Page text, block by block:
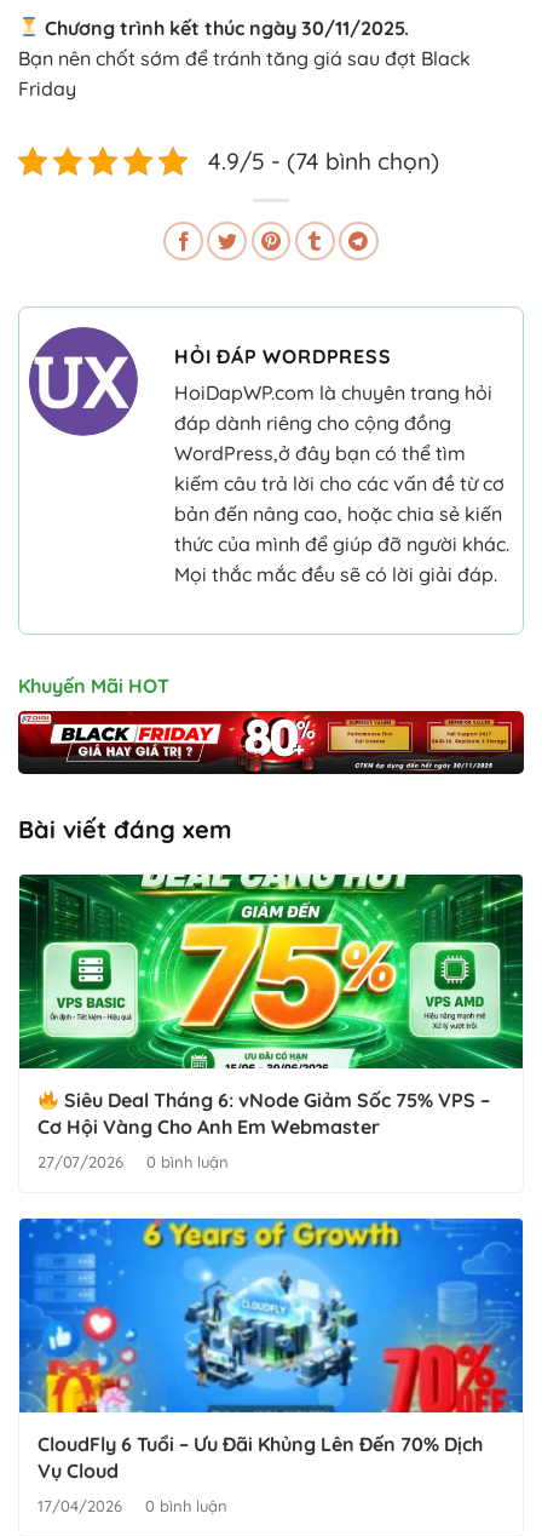
Chương trình kết thúc ngày 30/11/2025.
Bạn nên chốt sớm để tránh tăng giá sau đợt Black
Friday
4.9/5 - (74 bình chọn)
HỎI ĐÁP WORDPRESS
HoiDapWP.com là chuyên trang hỏi
đáp dành riêng cho cộng đồng
WordPress,ở đây bạn có thể tìm
kiếm câu trả lời cho các vấn đề từ cơ
bản đến nâng cao, hoặc chia sẻ kiến
thức của mình để giúp đỡ người khác.
Mọi thắc mắc đều sẽ có lời giải đáp.
Khuyến Mãi HOT
Bài viết đáng xem
Siêu Deal Tháng 6: vNode Giảm Sốc 75% VPS –
Cơ Hội Vàng Cho Anh Em Webmaster
27/07/2026 0 bình luận
CloudFly 6 Tuổi – Ưu Đãi Khủng Lên Đến 70% Dịch
Vụ Cloud
17/04/2026 0 bình luận